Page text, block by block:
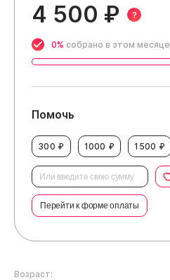
4 500 ₽ ?
0% собрано в этом месяце
Помочь
300 ₽ 1000 ₽ 1500 ₽
Перейти к форме оплаты
Возраст: